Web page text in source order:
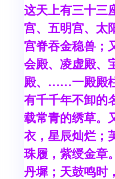
这天上有三十三
宫、五明宫、
宫脊吞金稳兽；
会殿、凌虚殿、
殿、……一殿殿
有千千年不卸的
载常青的绣草。
衣，星辰灿烂；
珠履，紫绶金章
丹墀；天鼓鸣时